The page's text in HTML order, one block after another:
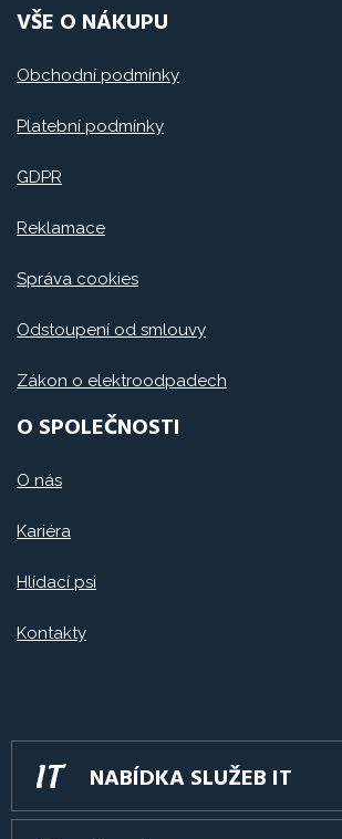
VŠE O NÁKUPU
Obchodní podmínky
Platební podmínky
GDPR
Reklamace
Správa cookies
Odstoupení od smlouvy
Zákon o elektroodpadech
O SPOLEČNOSTI
O nás
Kariéra
Hlídací psi
Kontakty
NABÍDKA SLUŽEB IT